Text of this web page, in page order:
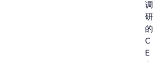
调
研
的
C
E